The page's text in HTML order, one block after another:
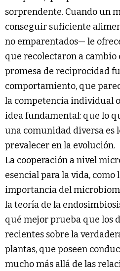
sorprendente. Cuando un
conseguir suficiente
no emparentados— le
que recolectaron a cambio
promesa de reciprocidad
comportamiento, que
la competencia individual
idea fundamental: que lo
una comunidad diversa es
prevalecer en la evolución.
La cooperación a nivel
esencial para la vida, como
importancia del
la teoría de la
qué mejor prueba que los
recientes sobre la
plantas, que poseen
mucho más allá de las